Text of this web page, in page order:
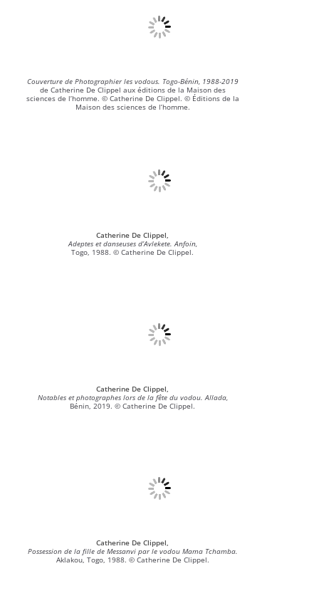
Couverture de Photographier les vodous. Togo-Bénin, 1988-2019
de Catherine De Clippel aux éditions de la Maison des
sciences de l’homme. © Catherine De Clippel. © Éditions de la
Maison des sciences de l’homme.
Catherine De Clippel,
Adeptes et danseuses d’Avlekete. Anfoin,
Togo, 1988. © Catherine De Clippel.
Catherine De Clippel,
Notables et photographes lors de la fête du vodou. Allada,
Bénin, 2019. © Catherine De Clippel.
Catherine De Clippel,
Possession de la fille de Messanvi par le vodou Mama Tchamba.
Aklakou, Togo, 1988. © Catherine De Clippel.